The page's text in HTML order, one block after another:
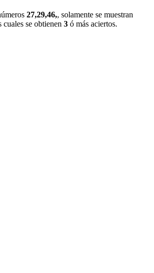
27,29,46,, solamente se muestran
cuales se obtienen 3 ó más aciertos.